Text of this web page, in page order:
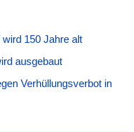
150 Jahre alt
ausgebaut
Verhüllungsverbot in